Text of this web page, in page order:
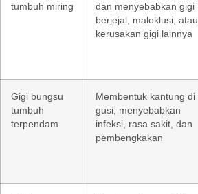
tumbuh miring
dan menyebabkan gigi
berjejal, maloklusi, atau
kerusakan gigi lainnya
Gigi bungsu
tumbuh
terpendam
Membentuk kantung di
gusi, menyebabkan
infeksi, rasa sakit, dan
pembengkakan